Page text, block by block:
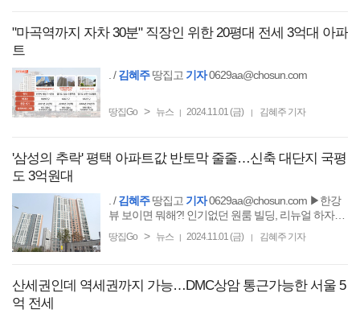
"마곡역까지 자차 30분" 직장인 위한 20평대 전세 3억대 아파
트
. /김혜주땅집고 기자0629aa@chosun.com
땅집Go > 뉴스 | 2024.11.01 (금) | 김혜주 기자
'삼성의 추락' 평택 아파트값 반토막 줄줄…신축 대단지 국평
도 3억원대
. /김혜주땅집고 기자0629aa@chosun.com ▶한강
뷰 보이면 뭐해?! 인기없던 원룸 빌딩, 리뉴얼 하자마
땅집Go > 뉴스 | 2024.11.01 (금) | 김혜주 기자
산세권인데 역세권까지 가능…DMC상암 통근가능한 서울 5
억 전세